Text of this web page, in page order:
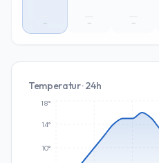
– – –
Temperatur · 24h
10°
14°
18°